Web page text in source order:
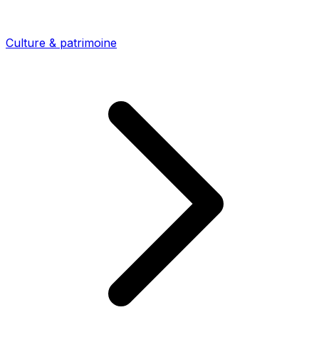
Culture & patrimoine